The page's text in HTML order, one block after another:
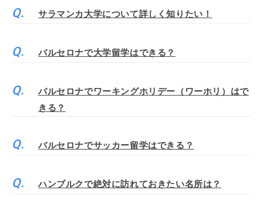
サラマンカ大学について詳しく知りたい！
バルセロナで大学留学はできる？
バルセロナでワーキングホリデー（ワーホリ）はで
きる？
バルセロナでサッカー留学はできる？
ハンブルクで絶対に訪れておきたい名所は？